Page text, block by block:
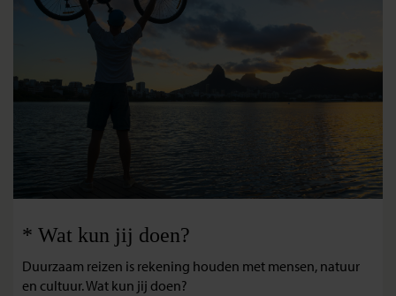
* Wat kun jij doen?
Duurzaam reizen is rekening houden met mensen, natuur
en cultuur. Wat kun jij doen?